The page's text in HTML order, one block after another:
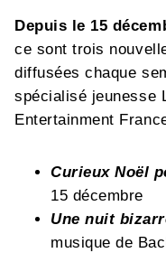
Depuis le 15
ce sont trois
diffusées chaque
spécialisé jeunesse
Entertainment
Curieux Noël
15 décembre
Une nuit
musique de